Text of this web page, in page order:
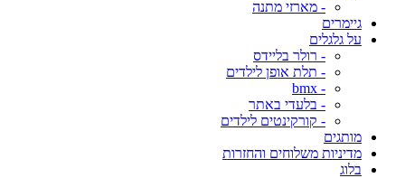
- מארזי מתנה
גיימרים
על גלגלים
- רולר בליידס
- תלת אופן לילדים
- bmx
- בלעדי באתר
- קורקינטים לילדים
מותגים
מדיניות משלוחים והחזרות
בלוג